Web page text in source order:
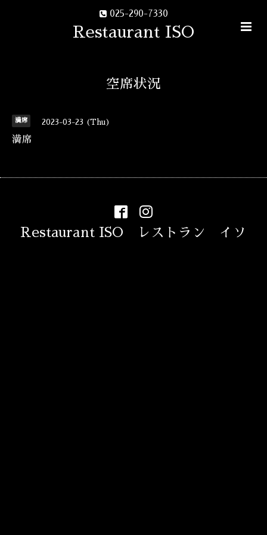
025-290-7330
Restaurant ISO
空席状況
満席 2023-03-23 (Thu)
満席
Restaurant ISO レストラン イソ